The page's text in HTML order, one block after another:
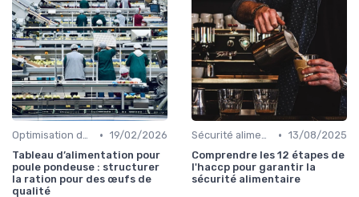
Optimisation des coûts • 19/02/2026
Tableau d’alimentation pour
poule pondeuse : structurer
la ration pour des œufs de
qualité
Sécurité alimentaire • 13/08/2025
Comprendre les 12 étapes de
l'haccp pour garantir la
sécurité alimentaire